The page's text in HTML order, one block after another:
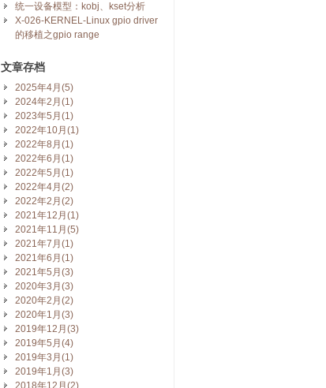
统一设备模型：kobj、kset分析
X-026-KERNEL-Linux gpio driver
的移植之gpio range
文章存档
2025年4月(5)
2024年2月(1)
2023年5月(1)
2022年10月(1)
2022年8月(1)
2022年6月(1)
2022年5月(1)
2022年4月(2)
2022年2月(2)
2021年12月(1)
2021年11月(5)
2021年7月(1)
2021年6月(1)
2021年5月(3)
2020年3月(3)
2020年2月(2)
2020年1月(3)
2019年12月(3)
2019年5月(4)
2019年3月(1)
2019年1月(3)
2018年12月(2)